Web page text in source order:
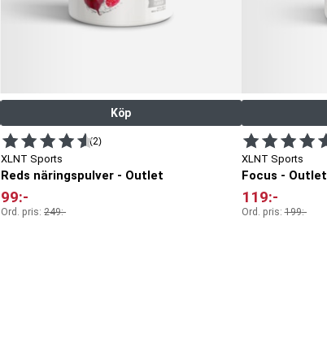
Köp
(2)
XLNT Sports
Reds näringspulver - Outlet
99:-
Ord. pris: 249:-
XLNT Sports
Focus - Outlet
119:-
Ord. pris:199:-